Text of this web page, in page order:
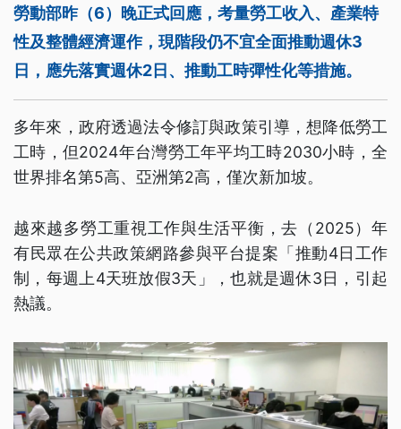
勞動部昨（6）晚正式回應，考量勞工收入、產業特
性及整體經濟運作，現階段仍不宜全面推動週休3
日，應先落實週休2日、推動工時彈性化等措施。
多年來，政府透過法令修訂與政策引導，想降低勞工
工時，但2024年台灣勞工年平均工時2030小時，全
世界排名第5高、亞洲第2高，僅次新加坡。
越來越多勞工重視工作與生活平衡，去（2025）年
有民眾在公共政策網路參與平台提案「推動4日工作
制，每週上4天班放假3天」，也就是週休3日，引起
熱議。